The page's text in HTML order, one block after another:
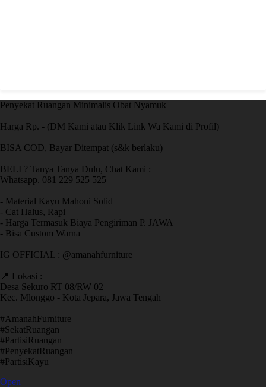
Penyekat Ruangan Minimalis Obat Nyamuk
Harga Rp. - (DM Kami atau Klik Link Wa Kami di Profil)
BISA COD, Bayar Ditempat (s&k berlaku)
BELI ? Tanya Tanya Dulu, Chat Kami :
Whatsapp. 081 229 525 525
- Material Kayu Mahoni Solid
- Cat Halus, Rapi
- Harga Termasuk Biaya Pengiriman P. JAWA
- Bisa Custom Warna
IG OFFICIAL : @amanahfurniture
📍 Lokasi :
Desa Sekuro RT 08/RW 02
Kec. Mlonggo - Kota Jepara, Jawa Tengah
​#AmanahFurniture
​#SekatRuangan
​#PartisiRuangan
​#PenyekatRuangan
​#PartisiKayu
Open